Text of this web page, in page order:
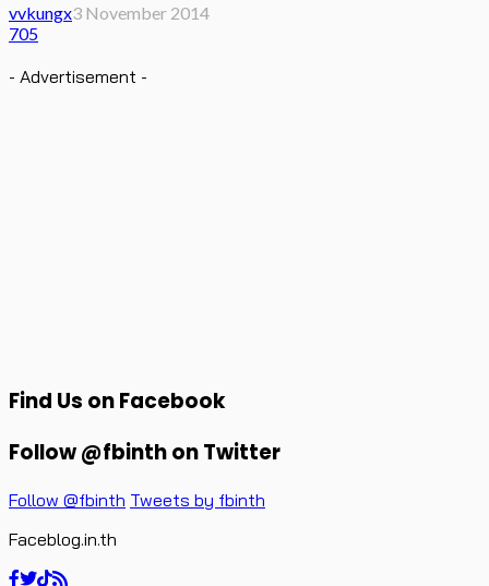
vvkungx3 November 2014
705
- Advertisement -
Find Us on Facebook
Follow @fbinth on Twitter
Follow @fbinth Tweets by fbinth
Faceblog.in.th